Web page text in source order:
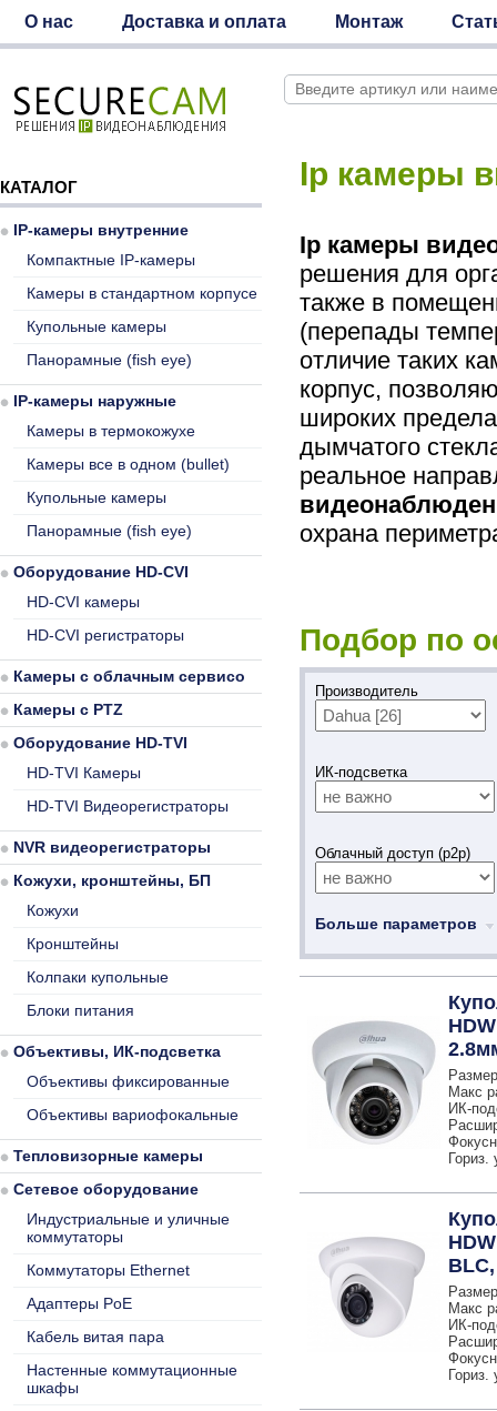
О нас Доставка и оплата Монтаж
Ip камеры
Ip камеры
решения для
также в
(перепады
отличие таких
корпус,
широких
дымчатого
реальное
охрана
Подбор по
Производитель
ИК-подсветка
Облачный доступ (p2p)
Больше параметров
Макс
ИК-
Гориз.
Макс
ИК-
Гориз.
КАТАЛОГ
IP-камеры внутренние
Компактные IP-камеры
Камеры в стандартном корпусе
Купольные камеры
Панорамные (fish eye)
IP-камеры наружные
Камеры в термокожухе
Камеры все в одном (bullet)
Купольные камеры
Панорамные (fish eye)
Оборудование HD-CVI
HD-CVI камеры
HD-CVI регистраторы
Камеры с облачным сервисом
Камеры с PTZ
Оборудование HD-TVI
HD-TVI Камеры
HD-TVI Видеорегистраторы
NVR видеорегистраторы
Кожухи, кронштейны, БП
Кожухи
Кронштейны
Колпаки купольные
Блоки питания
Объективы, ИК-подсветка
Объективы фиксированные
Объективы вариофокальные
Тепловизорные камеры
Сетевое оборудование
Индустриальные и уличные
коммутаторы
Коммутаторы Ethernet
Адаптеры PoE
Кабель витая пара
Настенные коммутационные
шкафы